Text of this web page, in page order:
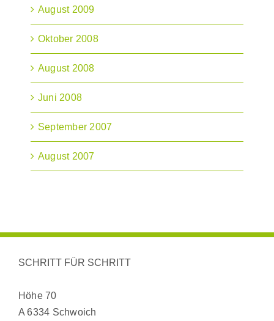
August 2009
Oktober 2008
August 2008
Juni 2008
September 2007
August 2007
SCHRITT FÜR SCHRITT
Höhe 70
A 6334 Schwoich